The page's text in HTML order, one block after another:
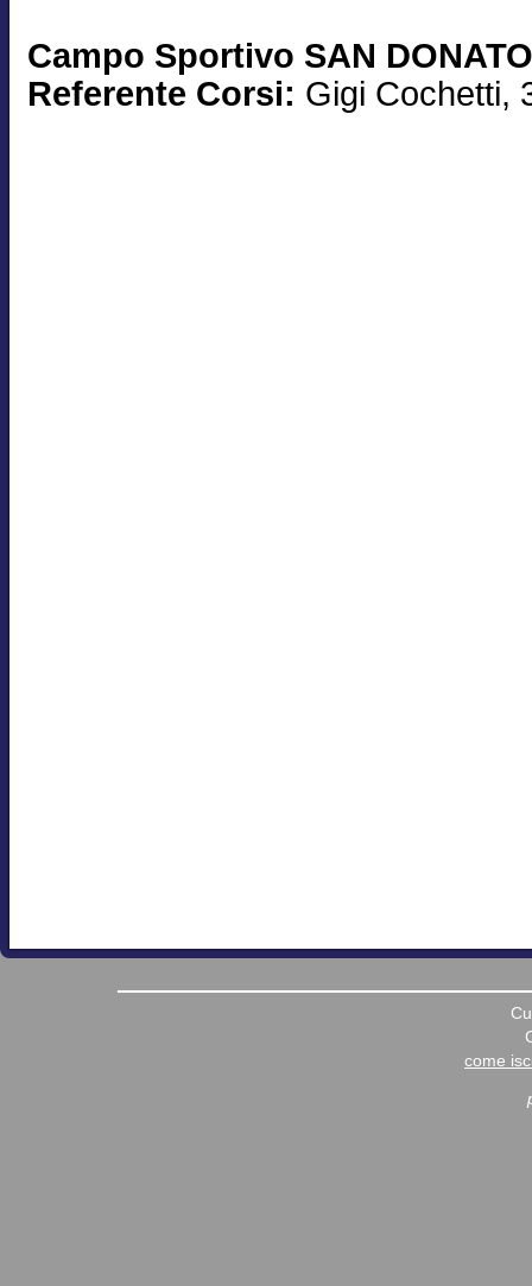
Campo Sportivo SAN DONATO
Referente Corsi: Gigi Cochetti,
come